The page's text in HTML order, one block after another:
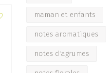
maman et enfants
notes aromatiques
notes d'agrumes